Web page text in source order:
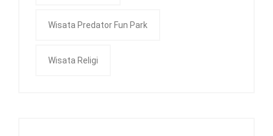
Wisata Predator Fun Park
Wisata Religi